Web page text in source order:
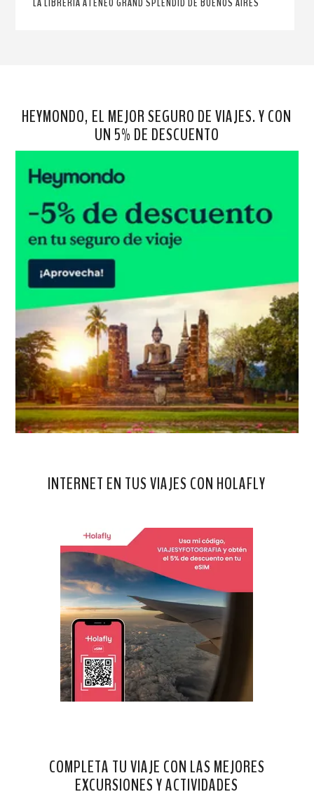
HEYMONDO, EL MEJOR SEGURO DE VIAJES. Y CON
UN 5% DE DESCUENTO
INTERNET EN TUS VIAJES CON HOLAFLY
COMPLETA TU VIAJE CON LAS MEJORES
EXCURSIONES Y ACTIVIDADES